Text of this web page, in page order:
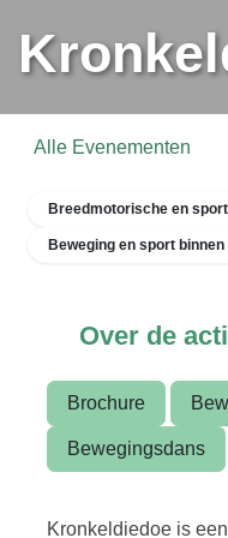
Alle Evenementen
Breedmotorische en
Over de
Brochure